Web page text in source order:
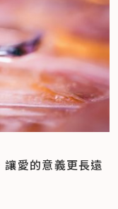
愛的意義更長遠